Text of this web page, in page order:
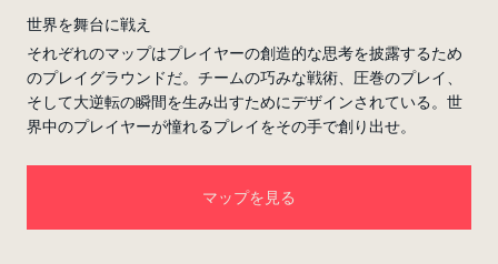
世界を舞台に戦え
それぞれのマップはプレイヤーの創造的な思考を披露するため
のプレイグラウンドだ。チームの巧みな戦術、圧巻のプレイ、
そして大逆転の瞬間を生み出すためにデザインされている。世
界中のプレイヤーが憧れるプレイをその手で創り出せ。
マップを見る